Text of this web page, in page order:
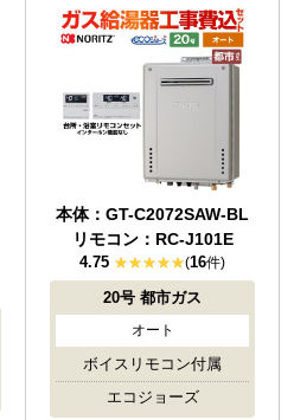
本体：GT-C2072SAW-BL
リモコン：RC-J101E
4.75 (16件)
20号 都市ガス
オート
ボイスリモコン付属
エコジョーズ